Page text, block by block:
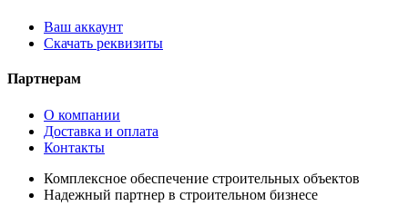
Ваш аккаунт
Скачать реквизиты
Партнерам
О компании
Доставка и оплата
Контакты
Комплексное обеспечение строительных объектов
Надежный партнер в строительном бизнесе